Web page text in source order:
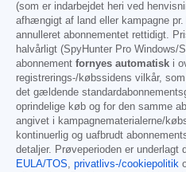
(som er indarbejdet heri ved
afhængigt af land eller kampagne
annulleret abonnementet rettidigt.
halvårligt (SpyHunter Pro Windows/
abonnement fornyes automatisk i
registrerings-/købssidens vilkår,
det gældende
oprindelige køb og for den samme
angivet i kampagnematerialerne/
kontinuerlig og uafbrudt
detaljer. Prøveperioden er underlagt
EULA/TOS, privatlivs-/cookiepolitik